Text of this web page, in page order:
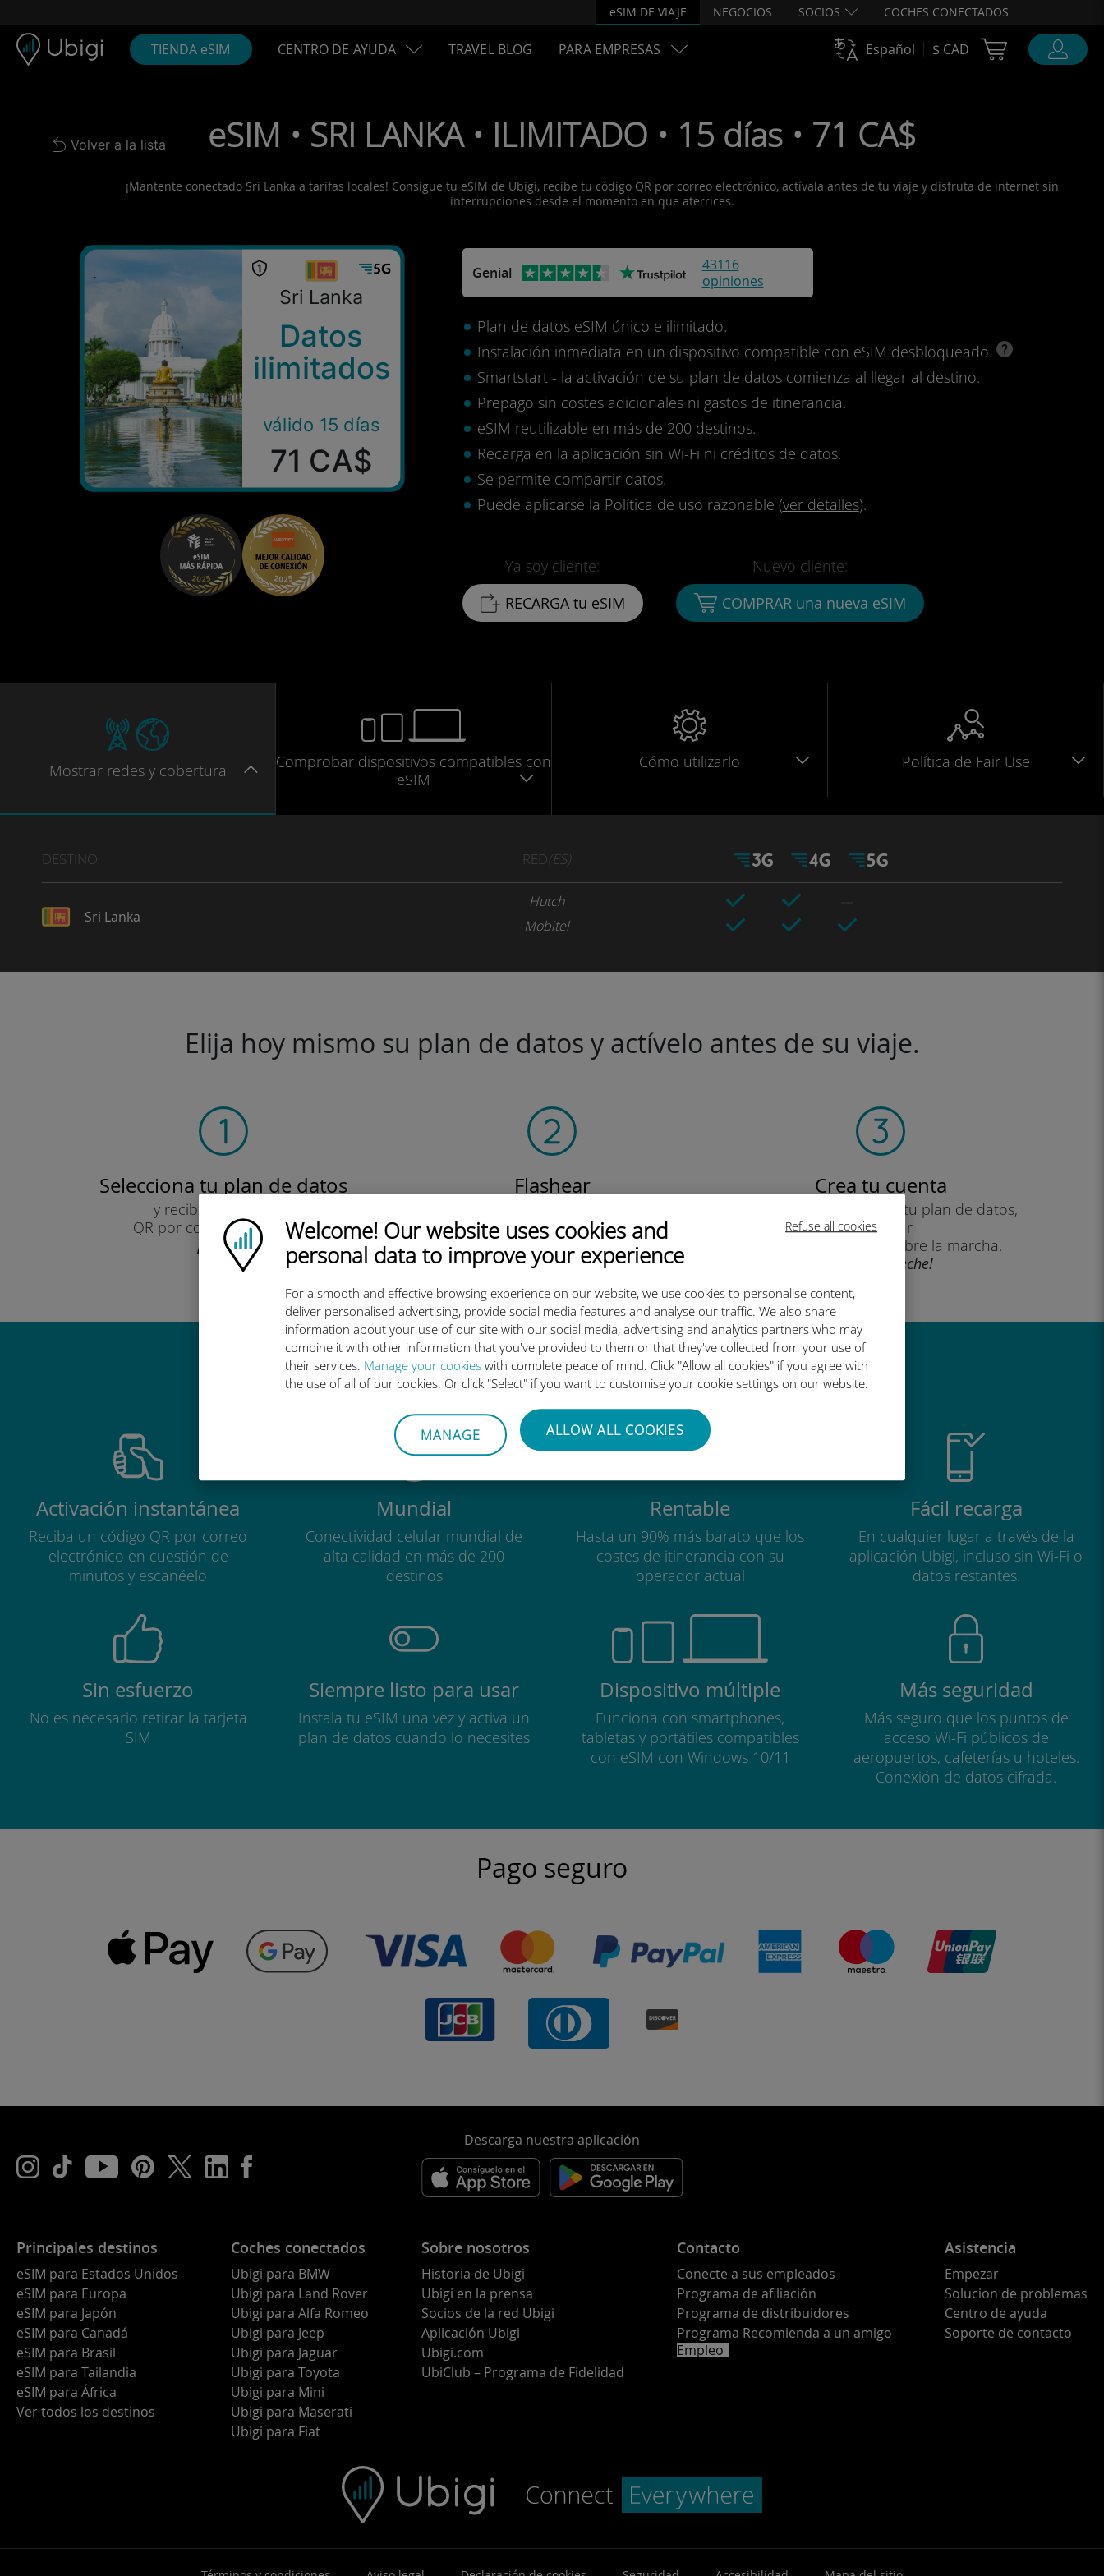
Refuse all cookies
Ubigi logo
Welcome! Our website uses cookies and
personal data to improve your experience
For a smooth and effective browsing experience on our website, we use cookies to personalise content,
deliver personalised advertising, provide social media features and analyse our traffic. We also share
information about your use of our site with our social media, advertising and analytics partners who may
combine it with other information that you've provided to them or that they've collected from your use of
their services. Manage your cookies with complete peace of mind. Click "Allow all cookies" if you agree with
the use of all of our cookies. Or click "Select" if you want to customise your cookie settings on our website.
MANAGE ALLOW ALL COOKIES
eSIM DE VIAJE NEGOCIOS SOCIOS COCHES CONECTADOS
TIENDA eSIM CENTRO DE AYUDA TRAVEL BLOG PARA EMPRESAS Español $ CAD Cart Ubigi
Back to list
Volver a la lista eSIM • SRI LANKA • ILIMITADO • 15 días • 71 CA$
¡Mantente conectado Sri Lanka a tarifas locales! Consigue tu eSIM de Ubigi, recibe tu código QR por correo electrónico, actívala antes de tu viaje y disfruta de internet sin
interrupciones desde el momento en que aterrices.
Sri Lanka
Datos
ilimitados
válido 15 días
71 CA$
Genial
43116
opiniones
Plan de datos eSIM único e ilimitado.
Instalación inmediata en un dispositivo compatible con eSIM desbloqueado.
Smartstart - la activación de su plan de datos comienza al llegar al destino.
Prepago sin costes adicionales ni gastos de itinerancia.
eSIM reutilizable en más de 200 destinos.
Recarga en la aplicación sin Wi-Fi ni créditos de datos.
Se permite compartir datos.
Puede aplicarse la Política de uso razonable (ver detalles).
Ya soy cliente:
RECARGA tu eSIM
Nuevo cliente:
COMPRAR una nueva eSIM
Mostrar redes y cobertura Comprobar dispositivos compatibles con
eSIM
Cómo utilizarlo Política de Fair Use
DESTINO RED(ES)
Sri Lanka
Hutch
Mobitel
Elija hoy mismo su plan de datos y actívelo antes de su viaje.
Selecciona tu plan de datos
y recibirás un código
QR por correo electrónico.
¡Rápido!
Flashear
para activar el plan de datos
e instalar la Ubigi eSIM.
¡Simple!
Crea tu cuenta
para empezar a utilizar tu plan de datos,
consultar
tu saldo y recargar sobre la marcha.
¡Que aproveche!
Por qué es tan buena la eSIM internacional de Ubigi
Activación instantánea
Reciba un código QR por correo
electrónico en cuestión de
minutos y escanéelo
Mundial
Conectividad celular mundial de
alta calidad en más de 200
destinos
Rentable
Hasta un 90% más barato que los
costes de itinerancia con su
operador actual
Fácil recarga
En cualquier lugar a través de la
aplicación Ubigi, incluso sin Wi-Fi o
datos restantes.
Sin esfuerzo
No es necesario retirar la tarjeta
SIM
Siempre listo para usar
Instala tu eSIM una vez y activa un
plan de datos cuando lo necesites
Dispositivo múltiple
Funciona con smartphones,
tabletas y portátiles compatibles
con eSIM con Windows 10/11
Más seguridad
Más seguro que los puntos de
acceso Wi-Fi públicos de
aeropuertos, cafeterías u hoteles.
Conexión de datos cifrada.
Pago seguro
Descarga nuestra aplicación
Principales destinos
eSIM para Estados Unidos
eSIM para Europa
eSIM para Japón
eSIM para Canadá
eSIM para Brasil
eSIM para Tailandia
eSIM para África
Ver todos los destinos
Coches conectados
Ubigi para BMW
Ubigi para Land Rover
Ubigi para Alfa Romeo
Ubigi para Jeep
Ubigi para Jaguar
Ubigi para Toyota
Ubigi para Mini
Ubigi para Maserati
Ubigi para Fiat
Sobre nosotros
Historia de Ubigi
Ubigi en la prensa
Socios de la red Ubigi
Aplicación Ubigi
Ubigi.com
UbiClub – Programa de Fidelidad
Contacto
Conecte a sus empleados
Programa de afiliación
Programa de distribuidores
Programa Recomienda a un amigo
Empleo
Asistencia
Empezar
Solucion de problemas
Centro de ayuda
Soporte de contacto